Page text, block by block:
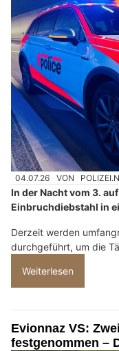
04.07.26 VON
In der Nacht vom 3.
Einbruchdiebstahl in
Derzeit werden
durchgeführt, um die
Weiterlesen
Evionnaz VS:
festgenommen –